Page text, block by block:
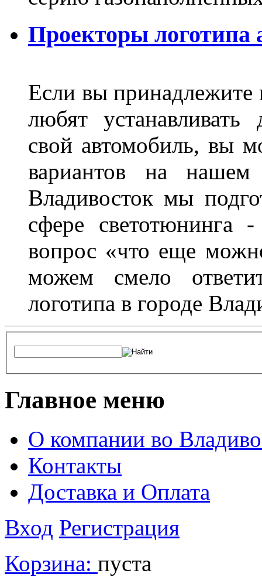
Проекторы логотипа
Если вы принадлежите
любят устанавливать
свой автомобиль, вы
вариантов на
Владивосток мы
сфере светотюнинга
вопрос «что еще
можем смело
логотипа в городе
Главное меню
О компании во
Контакты
Доставка и Оплата
Вход Регистрация
Корзина: пуста